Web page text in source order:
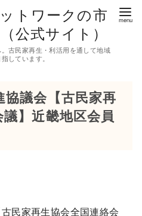
トワークの市
公式サイト）
古民家再生・利活用を通して地域
しています。
議会【古民家再
】近畿地区会員
民家再生協会全国連絡会